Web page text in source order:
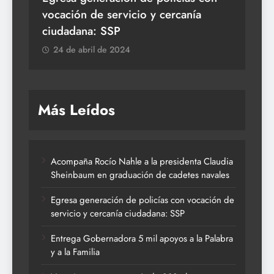
vocación de servicio y cercanía
ciudadana: SSP
24 de abril de 2024
Más Leídos
Acompaña Rocío Nahle a la presidenta Claudia
Sheinbaum en graduación de cadetes navales
Egresa generación de policías con vocación de
servicio y cercanía ciudadana: SSP
Entrega Gobernadora 5 mil apoyos a la Palabra
y a la Familia